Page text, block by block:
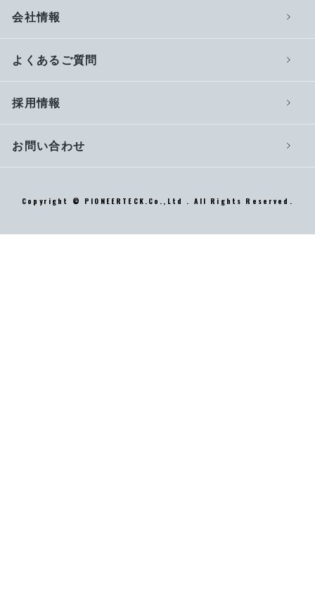
会社情報
よくあるご質問
採用情報
お問い合わせ
Copyright © PIONEERTECK.Co.,Ltd . All Rights Reserved.